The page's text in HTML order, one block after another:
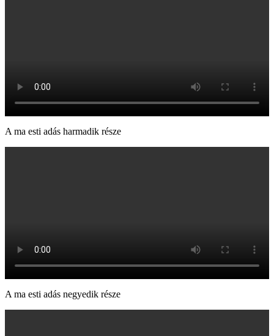
A ma esti adás harmadik része
A ma esti adás negyedik része